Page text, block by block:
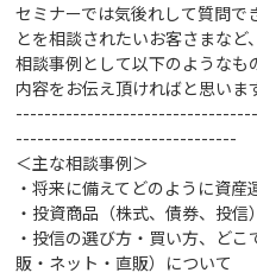
セミナーでは気後れして質問で
とを相談されたいお客さまなど
相談事例として以下のような
内容をお伝え頂ければと思いま
-------------------------------
＜主な相談事例＞
・将来に備えてどのように資
・投資商品（株式、債券、投信
・投信の選び方・買い方、ど
販・ネット・直販）について